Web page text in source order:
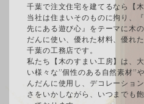
千葉で注文住宅を建てるなら【
当社は住まいそのものに拘り、
先にある遊び心』をテーマに木
だんに使い、優れた材料、優れ
千葉の工務店です。
私たち【木のすまい工房】は、
い様々な”個性のある自然素材”
んだんに使用し、デコレーショ
さをいかしながら、いつまでも